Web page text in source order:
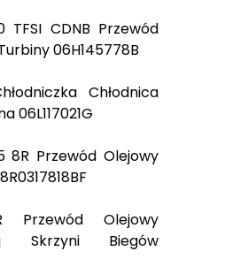
CDNB Przewód
06H145778B
Chłodnica
06L117021G
8R Przewód Olejowy
Olejowy
Skrzyni Biegów